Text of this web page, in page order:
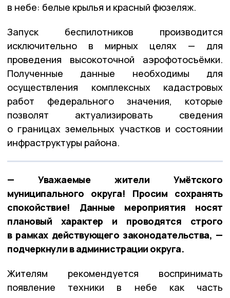
в небе: белые крылья и красный фюзеляж.
Запуск беспилотников производится
исключительно в мирных целях — для
проведения высокоточной аэрофотосъёмки.
Полученные данные необходимы для
осуществления комплексных кадастровых
работ федерального значения, которые
позволят актуализировать сведения
о границах земельных участков и состоянии
инфраструктуры района.
— Уважаемые жители Умётского
муниципального округа! Просим сохранять
спокойствие! Данные мероприятия носят
плановый характер и проводятся строго
в рамках действующего законодательства, —
подчеркнули в администрации округа.
Жителям рекомендуется воспринимать
появление техники в небе как часть